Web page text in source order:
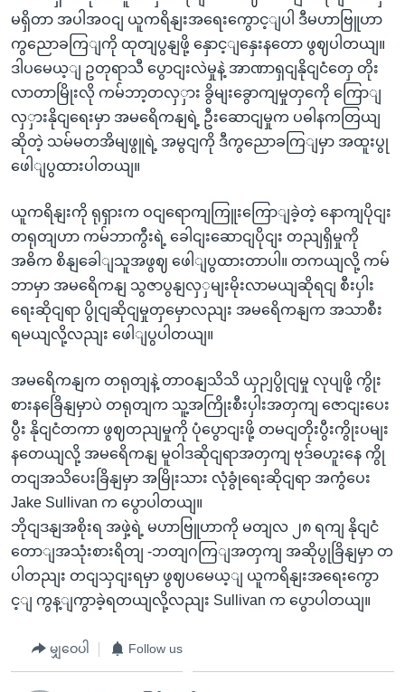
မရှိတာ အပါအဝငျ ယူကရိနျးအရေးကွောင့ျပါ ဒီမဟာဗြူဟာ
ကွညောခကြျကို ထုတျပွနျဖို့ နှောင့ျနှေးနတော ဖွဈပါတယျ။
ဒါပမေယ့ျ ဥတုရာသီ ပွောငျးလဲမှုနဲ့ အာဏာရှငျနိုငျငံတှေ တိုး
လာတာမြိုးလို ကမ်ဘာ့တလှှား ခွိမျးခွောကျမှုတှကေို ကြောျ
လှှားနိုငျရေးမှာ အမရေိကနျရဲ့ ဦးဆောငျမှုက ပဓါနကတြယျ
ဆိုတဲ့ သမ်မတအိမျဖွူရဲ့ အမွငျကို ဒီကွညောခကြျမှာ အထူးပွု
ဖေါျပွထားပါတယျ။
ယူကရိနျးကို ရုရှားက ဝငျရောကျကြူးကြောျခဲ့တဲ့ နောကျပိုငျး
တရုတျဟာ ကမ်ဘာကွီးရဲ့ ခေါငျးဆောငျပိုငျး တညျရှိမှုကို
အဓိက စိနျခေါျသူအဖွဈ ဖေါျပွထားတာပါ။ တကယျလို့ ကမ်
ဘာမှာ အမရေိကနျ သွဇာပွနျလှှမျးမိုးလာမယျဆိုရငျ စီးပှါး
ရေးဆိုငျရာ ပွိုငျဆိုငျမှုတှမှောလညျး အမရေိကနျက အသာစီး
ရမယျလို့လညျး ဖေါျပွပါတယျ။
အမရေိကနျက တရုတျနဲ့ တာဝနျသိသိ ယှဉျပွိုငျမှု လုပျဖို့ ကွိုး
စားနခြေိနျမှာပဲ တရုတျက သူ့အကြိုးစီးပှါးအတှကျ ဇောငျးပေး
ပွီး နိုငျငံတကာ ဖွဈတညျမှုကို ပုံပွောငျးဖို့ တမငျတိုးပွီးကွိုးပမျး
နတေယျလို့ အမရေိကနျ မူဝါဒဆိုငျရာအတှကျ ဗုဒ်ဓဟူးနေ ကွို
တငျအသိပေးခြိနျမှာ အမြိုးသား လုံခွုံရေးဆိုငျရာ အကွံပေး
Jake Sullivan က ပွောပါတယျ။
ဘိုငျဒနျအစိုးရ အဖှဲ့ရဲ့ မဟာဗြူဟာကို မတျလ ၂၈ ရကျ နိုငျငံ
တောျအသုံးစားရိတျ -ဘတျဂကြျအတှကျ အဆိုပွုခြိနျမှာ တ
ပါတညျး တငျသှငျးရမှာ ဖွဈပမေယ့ျ ယူကရိနျးအရေးကွော
င့ျ ကွန့ျကွာခဲ့ရတယျလို့လညျး Sullivan က ပွောပါတယျ။
မျှဝေပါ Follow us